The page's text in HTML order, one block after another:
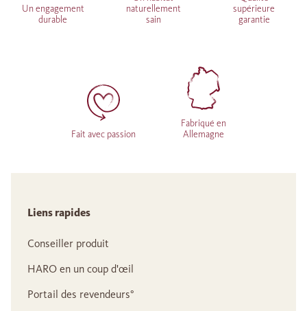
Un engagement
durable
naturellement
sain
supérieure
garantie
Fait avec passion
Fabriqué en
Allemagne
Liens rapides
Conseiller produit
HARO en un coup d'œil
Portail des revendeurs°